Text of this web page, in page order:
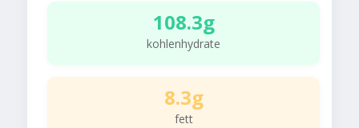
108.3g
kohlenhydrate
8.3g
fett